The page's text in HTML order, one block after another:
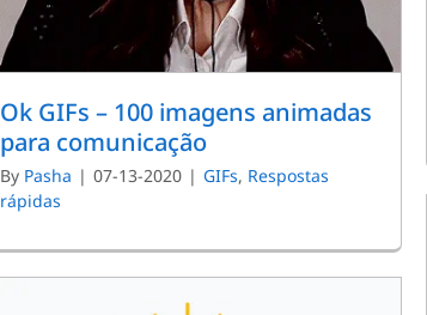
Ok GIFs – 100 imagens animadas
para comunicação
By Pasha | 07-13-2020 | GIFs, Respostas
rápidas